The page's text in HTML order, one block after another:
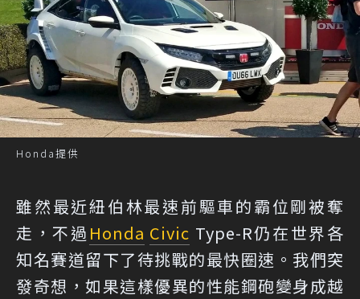
Honda提供
雖然最近紐伯林最速前驅車的霸位剛被奪
走，不過 Honda Civic Type-R仍在世界各
知名賽道留下了待挑戰的最快圈速。我們突
發奇想，如果這樣優異的性能鋼砲變身成越